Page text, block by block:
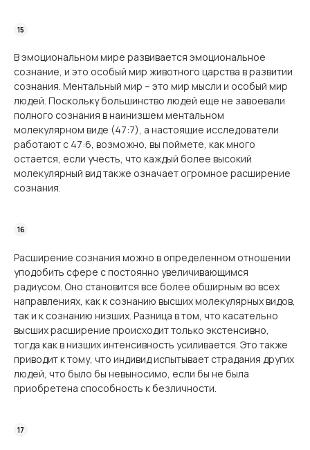
В эмоциональном мире развивается эмоциональное
сознание, и это особый мир животного царства в развитии
сознания. Ментальный мир – это мир мысли и особый мир
людей. Поскольку большинство людей еще не завоевали
полного сознания в наинизшем ментальном
молекулярном виде (47:7), а настоящие исследователи
работают с 47:6, возможно, вы поймете, как много
остается, если учесть, что каждый более высокий
молекулярный вид также означает огромное расширение
сознания.
Расширение сознания можно в определенном отношении
уподобить сфере с постоянно увеличивающимся
радиусом. Оно становится все более обширным во всех
направлениях, как к сознанию высших молекулярных видов,
так и к сознанию низших. Разница в том, что касательно
высших расширение происходит только экстенсивно,
тогда как в низших интенсивность усиливается. Это также
приводит к тому, что индивид испытывает страдания других
людей, что было бы невыносимо, если бы не была
приобретена способность к безличности.